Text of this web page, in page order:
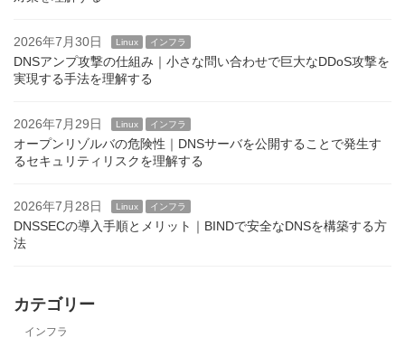
2026年7月30日 Linux インフラ
DNSアンプ攻撃の仕組み｜小さな問い合わせで巨大なDDoS攻撃を
実現する手法を理解する
2026年7月29日 Linux インフラ
オープンリゾルバの危険性｜DNSサーバを公開することで発生す
るセキュリティリスクを理解する
2026年7月28日 Linux インフラ
DNSSECの導入手順とメリット｜BINDで安全なDNSを構築する方
法
カテゴリー
インフラ